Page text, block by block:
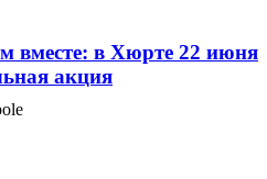
вместе: в Хюрте 22 июня
акция